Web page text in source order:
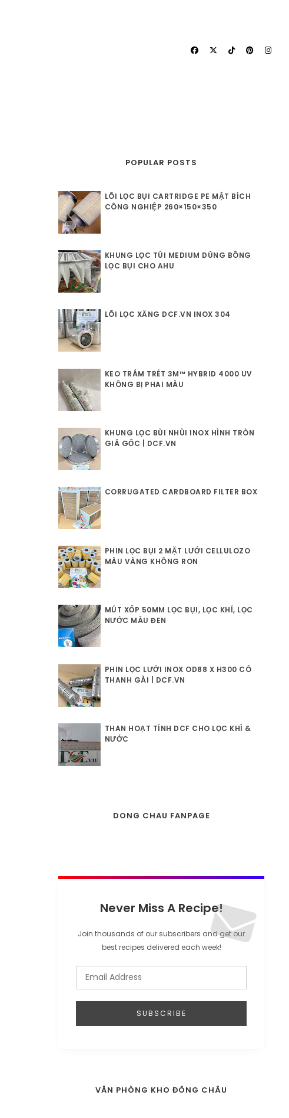
POPULAR POSTS
LÕI LỌC BỤI CARTRIDGE PE MẶT BÍCH
CÔNG NGHIỆP 260×150×350
KHUNG LỌC TÚI MEDIUM DÙNG BÔNG
LỌC BỤI CHO AHU
LÕI LỌC XĂNG DCF.VN INOX 304
KEO TRÁM TRÉT 3M™ HYBRID 4000 UV
KHÔNG BỊ PHAI MÀU
KHUNG LỌC BÙI NHÙI INOX HÌNH TRÒN
GIÁ GỐC | DCF.VN
CORRUGATED CARDBOARD FILTER BOX
PHIN LỌC BỤI 2 MẶT LƯỚI CELLULOZO
MÀU VÀNG KHÔNG RON
MÚT XỐP 50MM LỌC BỤI, LỌC KHÍ, LỌC
NƯỚC MÀU ĐEN
PHIN LỌC LƯỚI INOX OD88 X H300 CÓ
THANH GÀI | DCF.VN
THAN HOẠT TÍNH DCF CHO LỌC KHÍ &
NƯỚC
DONG CHAU FANPAGE
Never Miss A Recipe!
Join thousands of our subscribers and get our
best recipes delivered each week!
VĂN PHÒNG KHO ĐÔNG CHÂU